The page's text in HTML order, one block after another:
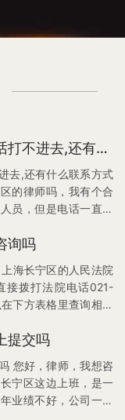
上海长宁区人民法院电话打不进去,还有什么联系方式
去,还有什么联系方式
的律师吗，我有个合
员，但是电话一直打
系方式可以联系吗？
起诉对方。 律师在线
您的咨询。 您可以直
在下方表格中查询相
询吗
海长宁区的人民法院
接拨打法院电话021-
下方表格里查询相关
提交吗
您好，律师，我想咨
宁区这边上班，是一
业绩不好，公司一直